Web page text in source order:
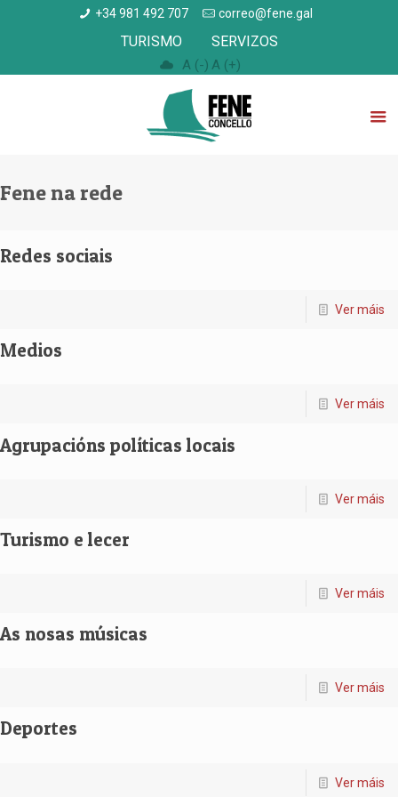
+34 981 492 707 correo@fene.gal
TURISMO SERVIZOS
A (-) A (+)
Fene na rede
Redes sociais
Ver máis
Medios
Ver máis
Agrupacións políticas locais
Ver máis
Turismo e lecer
Ver máis
As nosas músicas
Ver máis
Deportes
Ver máis